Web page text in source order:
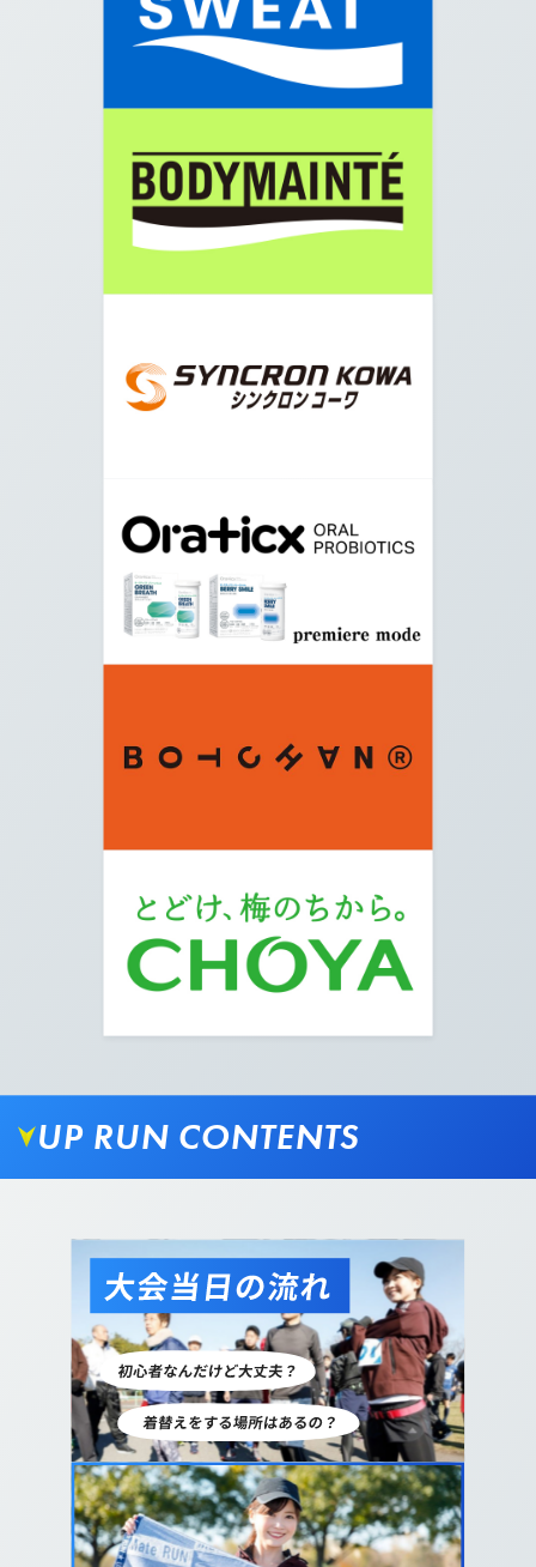
階段を下りましたら大きい道路をまっすぐ進みま
す。
橋の手前にある信号機名「鳥山大橋際」を右に曲
がります。
08. 写真の通りまっすぐ進みます。
10. トンネルを抜けましたら、写真の通り左に曲がりま
す。
UP RUN CONTENTS